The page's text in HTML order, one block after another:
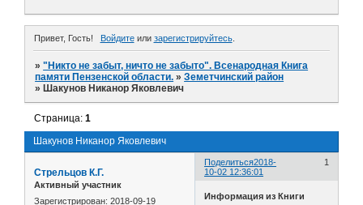
Привет, Гость! Войдитеили зарегистрируйтесь.
»"Никто не забыт, ничто не забыто". Всенародная Книга
памяти Пензенской области. »Земетчинский район
» Шакунов Никанор Яковлевич
Шакунов Никанор Яковлевич
Страница:1
Поделиться 1
2018-
10-02 12:36:01
Стрельцов К.Г.
Активный участник
Зарегистрирован: 2018-09-19
Информация из Книги